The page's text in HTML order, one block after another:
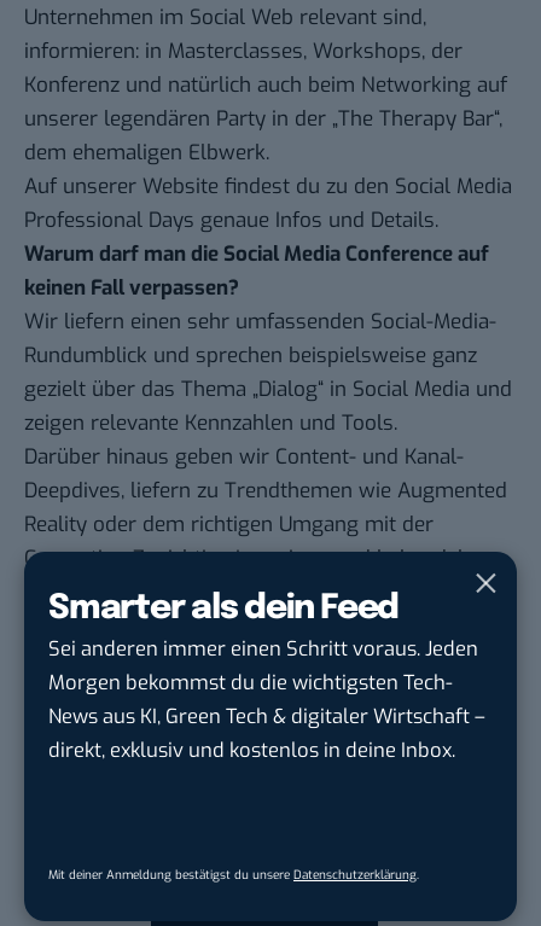
Smarter als dein Feed
Sei anderen immer einen Schritt voraus. Jeden
Morgen bekommst du die wichtigsten Tech-
News aus KI, Green Tech & digitaler Wirtschaft –
direkt, exklusiv und kostenlos in deine Inbox.
Mit deiner Anmeldung bestätigst du unsere Datenschutzerklärung
Unternehmen im Social Web relevant sind,
informieren: in Masterclasses, Workshops, der
Konferenz und natürlich auch beim Networking auf
unserer legendären Party in der „The Therapy Bar“,
dem ehemaligen Elbwerk.
Auf unserer Website findest du zu den Social Media
Professional Days genaue Infos und Details.
Warum darf man die Social Media Conference auf
keinen Fall verpassen?
Wir liefern einen sehr umfassenden Social-Media-
Rundumblick und sprechen beispielsweise ganz
gezielt über das Thema „Dialog“ in Social Media und
zeigen relevante Kennzahlen und Tools.
Darüber hinaus geben wir Content- und Kanal-
Deepdives, liefern zu Trendthemen wie Augmented
Reality oder dem richtigen Umgang mit der
Generation Z wichtige Learnings und behandeln
auch die Zusammenarbeit mit Influencern.
Ein Themen-Mix, der in meinen Augen nirgendwo
anders zu finden ist.
Vielen Dank Svenja für das Interview!
Wenn du auch an der Social Media Conference 2019
Trage diesen einfach in deiner Bestellung hier ein: